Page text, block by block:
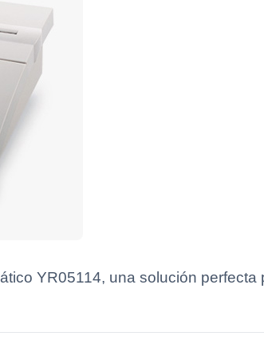
YR05114, una solución